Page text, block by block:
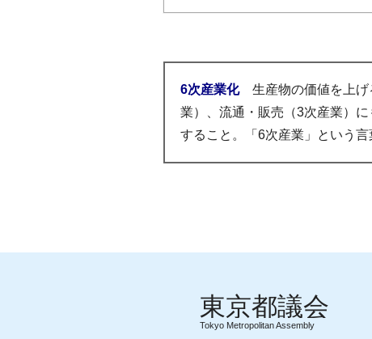
6次産業化生産物の価値を上げ
業）、流通・販売（3次産業）
すること。「6次産業」という
Tokyo Metropolitan Assembly